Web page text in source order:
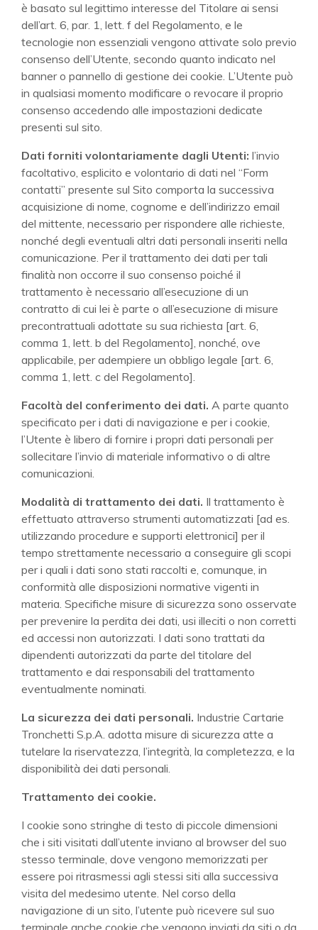
è basato sul legittimo interesse del Titolare ai sensi
dell’art. 6, par. 1, lett. f del Regolamento, e le
tecnologie non essenziali vengono attivate solo previo
consenso dell’Utente, secondo quanto indicato nel
banner o pannello di gestione dei cookie. L’Utente può
in qualsiasi momento modificare o revocare il proprio
consenso accedendo alle impostazioni dedicate
presenti sul sito.
Dati forniti volontariamente dagli Utenti: l’invio
facoltativo, esplicito e volontario di dati nel “Form
contatti” presente sul Sito comporta la successiva
acquisizione di nome, cognome e dell’indirizzo email
del mittente, necessario per rispondere alle richieste,
nonché degli eventuali altri dati personali inseriti nella
comunicazione. Per il trattamento dei dati per tali
finalità non occorre il suo consenso poiché il
trattamento è necessario all’esecuzione di un
contratto di cui lei è parte o all’esecuzione di misure
precontrattuali adottate su sua richiesta [art. 6,
comma 1, lett. b del Regolamento], nonché, ove
applicabile, per adempiere un obbligo legale [art. 6,
comma 1, lett. c del Regolamento].
Facoltà del conferimento dei dati. A parte quanto
specificato per i dati di navigazione e per i cookie,
l’Utente è libero di fornire i propri dati personali per
sollecitare l’invio di materiale informativo o di altre
comunicazioni.
Modalità di trattamento dei dati. Il trattamento è
effettuato attraverso strumenti automatizzati [ad es.
utilizzando procedure e supporti elettronici] per il
tempo strettamente necessario a conseguire gli scopi
per i quali i dati sono stati raccolti e, comunque, in
conformità alle disposizioni normative vigenti in
materia. Specifiche misure di sicurezza sono osservate
per prevenire la perdita dei dati, usi illeciti o non corretti
ed accessi non autorizzati. I dati sono trattati da
dipendenti autorizzati da parte del titolare del
trattamento e dai responsabili del trattamento
eventualmente nominati.
La sicurezza dei dati personali. Industrie Cartarie
Tronchetti S.p.A. adotta misure di sicurezza atte a
tutelare la riservatezza, l’integrità, la completezza, e la
disponibilità dei dati personali.
Trattamento dei cookie.
I cookie sono stringhe di testo di piccole dimensioni
che i siti visitati dall’utente inviano al browser del suo
stesso terminale, dove vengono memorizzati per
essere poi ritrasmessi agli stessi siti alla successiva
visita del medesimo utente. Nel corso della
navigazione di un sito, l’utente può ricevere sul suo
terminale anche cookie che vengono inviati da siti o da